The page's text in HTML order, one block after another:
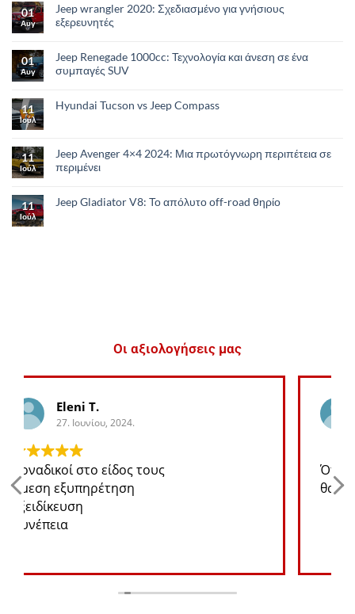
01
Αυγ
Jeep wrangler 2020: Σχεδιασμένο για γνήσιους
εξερευνητές
01
Αυγ
Jeep Renegade 1000cc: Τεχνολογία και άνεση σε ένα
συμπαγές SUV
11
Ιούλ
Hyundai Tucson vs Jeep Compass
11
Ιούλ
Jeep Avenger 4×4 2024: Μια πρωτόγνωρη περιπέτεια σε
περιμένει
11
Ιούλ
Jeep Gladiator V8: Το απόλυτο οff-road θηρίο
Οι αξιολογήσεις μας
George K.
27. Ιουνίου, 2024.
Ότι ανταλλακτικό χρειάζομαι για το jeep
θα το βρω σε καλή τιμή